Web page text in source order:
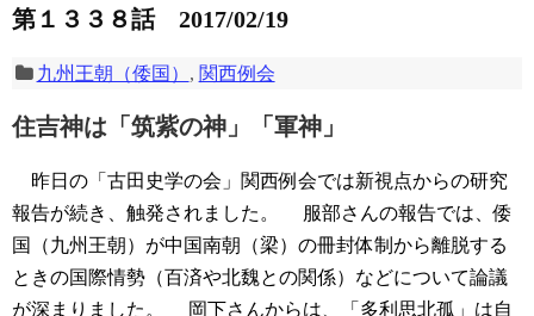
第１３３８話 2017/02/19
九州王朝（倭国） , 関西例会
住吉神は「筑紫の神」「軍神」
昨日の「古田史学の会」関西例会では新視点からの研究
報告が続き、触発されました。
服部さんの報告では、倭
国（九州王朝）が中国南朝（梁）の冊封体制から離脱する
ときの国際情勢（百済や北魏との関係）などについて論議
が深まりました。
岡下さんからは、「多利思北孤」は自